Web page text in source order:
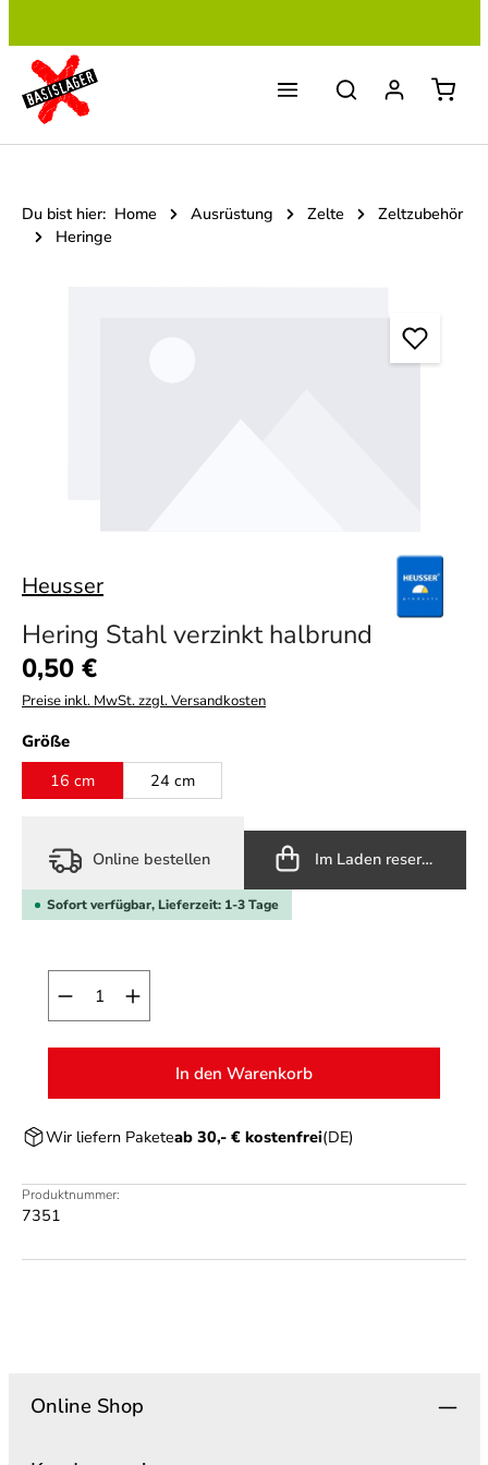
Du bist hier: Home Ausrüstung Zelte
Zeltzubehör
Heringe
Heusser
Hering Stahl verzinkt halbrund
Regulärer Preis:
0,50 €
Preise inkl. MwSt. zzgl. Versandkosten
Größeauswählen
16 cm
24 cm
Online bestellen Im Laden reservieren
Sofort verfügbar, Lieferzeit: 1-3 Tage
Produkt Anzahl: Gib den gewünschten Wert
In den Warenkorb
Wir liefern Paketeab 30,- € kostenfrei(DE)
Produktnummer:
7351
Online Shop